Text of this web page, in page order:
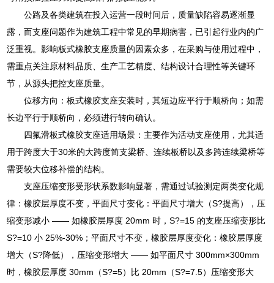
公路及各类建筑在投入运营一段时间后，质量缺陷容易逐渐显
露，而支座问题作为建筑工程中常见的早期病害，已引起行业内的广
泛重视。影响板式橡胶支座质量的因素众多，在采购与使用过程中，
需重点关注原材料品质、生产工艺精度、结构设计合理性等关键环
节，从源头把控支座质量。
位移方向：板式橡胶支座安装时，其短边应平行于顺桥向；如需
长边平行于顺桥向，必须进行转向确认。
四氟滑板式橡胶支座适用场景：主要作为活动支座使用，尤其适
用于跨度大于30米的大跨度简支梁桥、连续板桥以及多跨连续梁桥等
需要较大位移补偿的结构。
支座压缩变形受形状系数影响显著，需通过试验测定两类变化规
律：橡胶层厚度不变，平面尺寸变化：平面尺寸增大（S?提高），压
缩变形减小 —— 如橡胶层厚度 20mm 时，S?=15 的支座压缩变形比
S?=10 小 25%-30%；平面尺寸不变，橡胶层厚度变化：橡胶层厚度
增大（S?降低），压缩变形增大 —— 如平面尺寸 300mm×300mm
时，橡胶层厚度 30mm（S?=5）比 20mm（S?=7.5）压缩变形大